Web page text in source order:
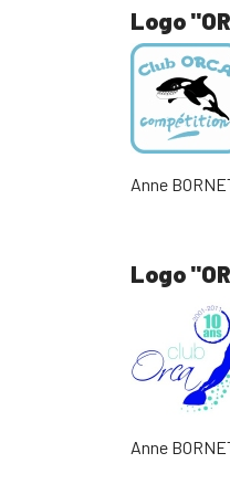
Logo
Anne
Logo
Anne